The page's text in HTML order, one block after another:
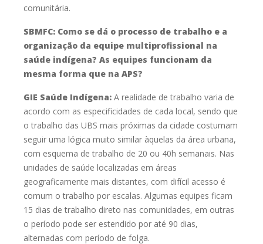
comunitária.
SBMFC: Como se dá o processo de trabalho e a
organização da equipe multiprofissional na
saúde indígena? As equipes funcionam da
mesma forma que na APS?
GIE Saúde Indígena:A realidade de trabalho varia de
acordo com as especificidades de cada local, sendo que
o trabalho das UBS mais próximas da cidade costumam
seguir uma lógica muito similar àquelas da área urbana,
com esquema de trabalho de 20 ou 40h semanais. Nas
unidades de saúde localizadas em áreas
geograficamente mais distantes, com difícil acesso é
comum o trabalho por escalas. Algumas equipes ficam
15 dias de trabalho direto nas comunidades, em outras
o período pode ser estendido por até 90 dias,
alternadas com período de folga.